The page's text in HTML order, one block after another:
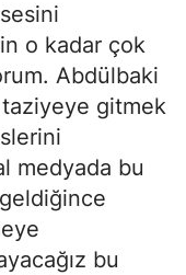
o kadar çok
Abdülbaki
gitmek
medyada bu
bu